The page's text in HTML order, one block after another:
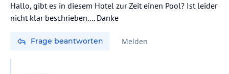
Hallo, gibt es in diesem Hotel zur Zeit einen Pool? Ist leider
nicht klar beschrieben.... Danke
Frage beantworten Melden